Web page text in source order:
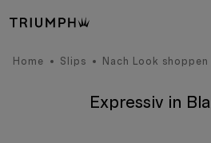
Home Slips Nach Look shoppen
Expressiv in